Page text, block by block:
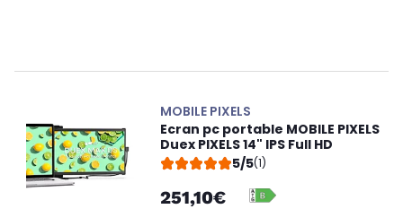
MOBILE PIXELS
Ecran pc portable MOBILE PIXELS
Duex PIXELS 14" IPS Full HD
5/5(1)
251,10€